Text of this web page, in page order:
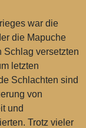
war die
die Mapuche
Schlag versetzten
letzten
Schlachten sind
von
und
Trotz vieler